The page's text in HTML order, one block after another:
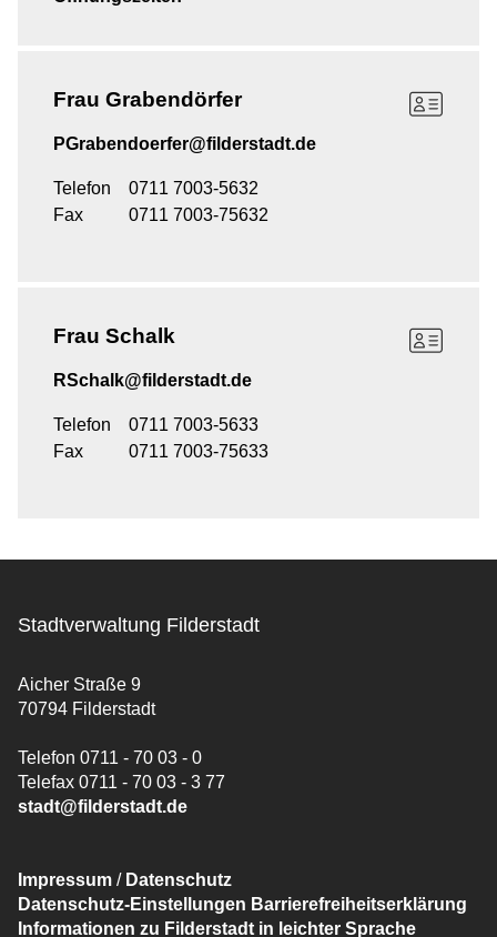
Frau Grabendörfer
PGrabendoerfer@filderstadt.de
Telefon
0711 7003-5632
Fax
0711 7003-75632
Frau Schalk
RSchalk@filderstadt.de
Telefon
0711 7003-5633
Fax
0711 7003-75633
Stadtverwaltung Filderstadt
Aicher Straße 9
70794 Filderstadt
Telefon 0711 - 70 03 - 0
Telefax 0711 - 70 03 - 3 77
stadt@filderstadt.de
Impressum / Datenschutz
Datenschutz-Einstellungen Barrierefreiheitserklärung
Informationen zu Filderstadt in leichter Sprache